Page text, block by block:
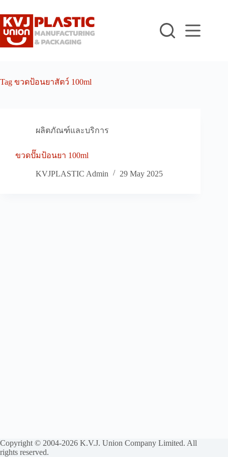
to
content
Tag ขวดป้อนยาสัตว์ 100ml
ผลิตภัณฑ์และบริการ
ขวดปั๊มป้อนยา 100ml
KVJPLASTIC Admin 29 May 2025
Copyright © 2004-2026 K.V.J. Union Company Limited. All
rights reserved.